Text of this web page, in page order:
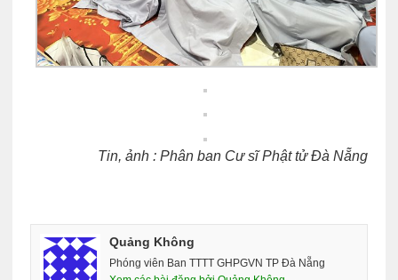
Tin, ảnh : Phân ban Cư sĩ Phật tử Đà Nẵng
Quảng Không
Phóng viên Ban TTTT GHPGVN TP Đà Nẵng